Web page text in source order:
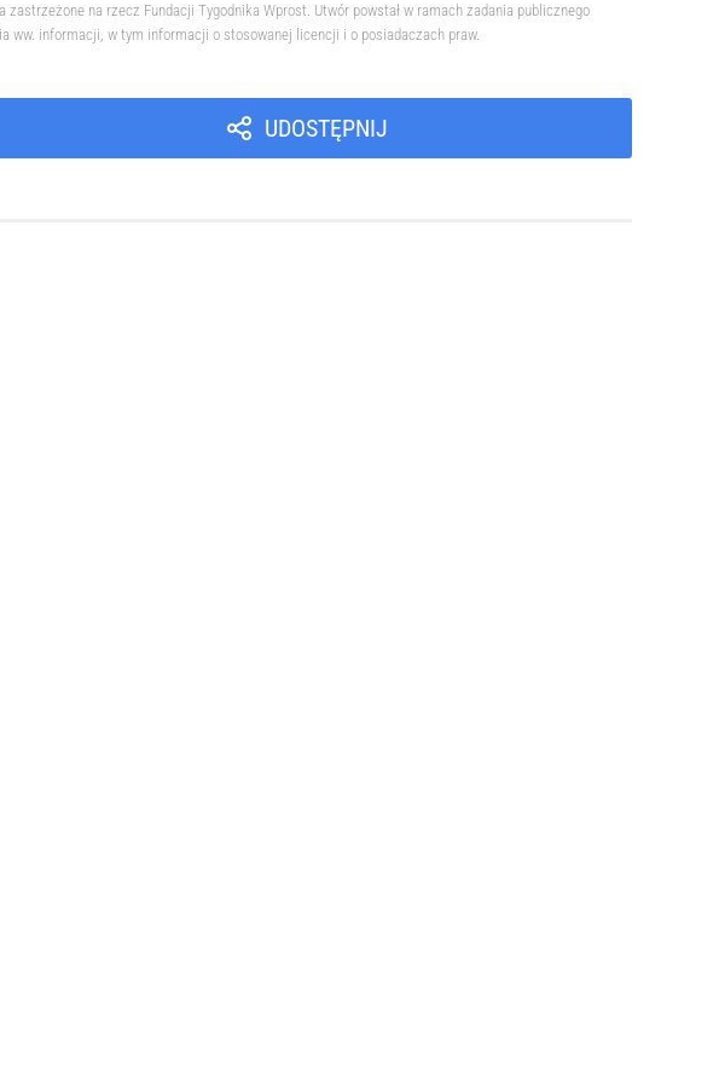
na rzecz Fundacji Tygodnika Wprost. Utwór powstał w ramach zadania publicznego
ww. informacji, w tym informacji o stosowanej licencji i o posiadaczach praw.
UDOSTĘPNIJ